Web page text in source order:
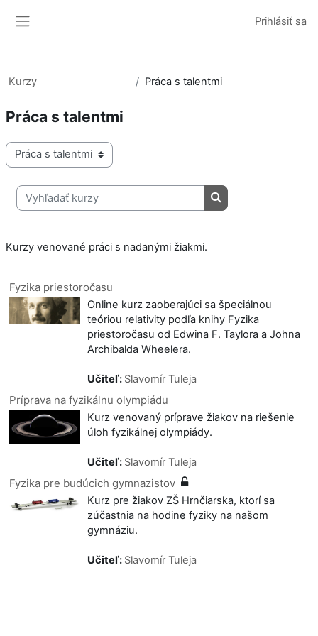
Prihlásiť sa
Kurzy Práca s talentmi
Práca s talentmi
Kategórie kurzov
Vyhľadať kurzy
Vyhľadať kurzy
Kurzy venované práci s nadanými žiakmi.
Fyzika priestoročasu
Online kurz zaoberajúci sa špeciálnou
teóriou relativity podľa knihy Fyzika
priestoročasu od Edwina F. Taylora a Johna
Archibalda Wheelera.
Učiteľ: Slavomír Tuleja
Príprava na fyzikálnu olympiádu
Kurz venovaný príprave žiakov na riešenie
úloh fyzikálnej olympiády.
Učiteľ: Slavomír Tuleja
Fyzika pre budúcich gymnazistov
Kurz pre žiakov ZŠ Hrnčiarska, ktorí sa
zúčastnia na hodine fyziky na našom
gymnáziu.
Učiteľ: Slavomír Tuleja